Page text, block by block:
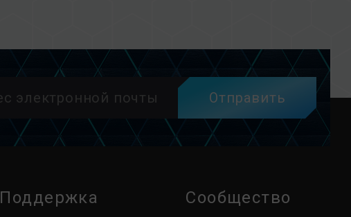
Отправить
Поддержка Сообщество